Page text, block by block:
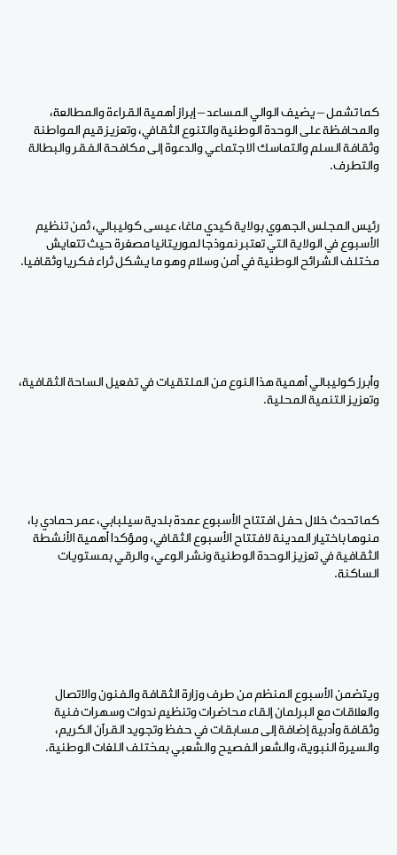
كما تشمل – يضيف الوالي المساعد – إبراز أهمية القراءة والمطالعة،
والمحافظة على الوحدة الوطنية والتنوع الثقافي، وتعزيز قيم المواطنة
وثقافة السلم والتماسك الاجتماعي والدعوة إلى مكافحة الفقر والبطالة
والتطرف.
رئيس المجلس الجهوي بولاية كيدي ماغا، عيسى كوليبالي، ثمن تنظيم
الأسبوع في الولاية التي تعتبر نموذجا لموريتانيا مصغرة حيث تتعايش
مختلف الشرائح الوطنية في أمن وسلام وهو ما يشكل ثراء فكريا وثقافيا.
وأبرز كوليبالي أهمية هذا النوع من الملتقيات في تفعيل الساحة الثقافية،
وتعزيز التنمية المحلية.
كما تحدث خلال حفل افتتاح الأسبوع عمدة بلدية سيلبابي، عمر حمادي با،
منوها باختيار المدينة لافتتاح الأسبوع الثقافي، ومؤكدا أهمية الأنشطة
الثقافية في تعزيز الوحدة الوطنية ونشر الوعي، والرقي بمستويات
الساكنة.
ويتضمن الأسبوع المنظم من طرف وزارة الثقافة والفنون والاتصال
والعلاقات مع البرلمان إلقاء محاضرات وتنظيم ندوات وسهرات فنية
وثقافة وأدبية إضافة إلى مسابقات في حفظ وتجويد القرآن الكريم،
والسيرة النبوية، والشعر الفصيح والشعبي بمختلف اللغات الوطنية.